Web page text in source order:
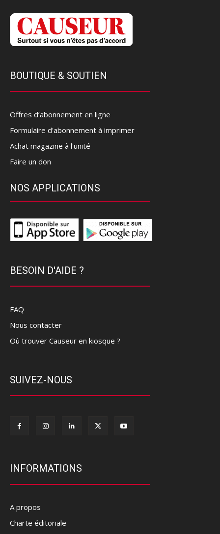
BOUTIQUE & SOUTIEN
Offres d’abonnement en ligne
Formulaire d'abonnement à imprimer
Achat magazine à l'unité
Faire un don
NOS APPLICATIONS
BESOIN D'AIDE ?
FAQ
Nous contacter
Où trouver Causeur en kiosque ?
SUIVEZ-NOUS
INFORMATIONS
A propos
Charte éditoriale